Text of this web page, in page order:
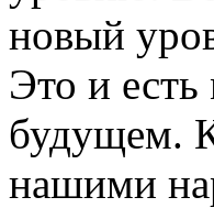
новый
Это и
будущем.
нашими